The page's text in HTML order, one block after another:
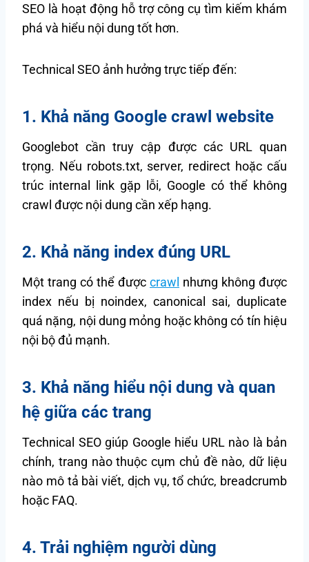
SEO là hoạt động hỗ trợ công cụ tìm kiếm khám
phá và hiểu nội dung tốt hơn.
Technical SEO ảnh hưởng trực tiếp đến:
1. Khả năng Google crawl website
Googlebot cần truy cập được các URL quan
trọng. Nếu robots.txt, server, redirect hoặc cấu
trúc internal link gặp lỗi, Google có thể không
crawl được nội dung cần xếp hạng.
2. Khả năng index đúng URL
Một trang có thể được crawl nhưng không được
index nếu bị noindex, canonical sai, duplicate
quá nặng, nội dung mỏng hoặc không có tín hiệu
nội bộ đủ mạnh.
3. Khả năng hiểu nội dung và quan
hệ giữa các trang
Technical SEO giúp Google hiểu URL nào là bản
chính, trang nào thuộc cụm chủ đề nào, dữ liệu
nào mô tả bài viết, dịch vụ, tổ chức, breadcrumb
hoặc FAQ.
4. Trải nghiệm người dùng